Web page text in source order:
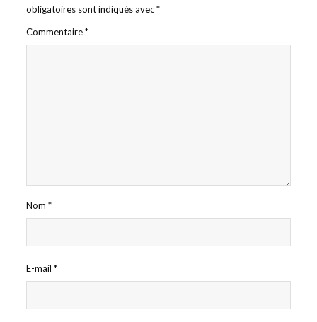
obligatoires sont indiqués avec*
Commentaire*
Nom *
E-mail *